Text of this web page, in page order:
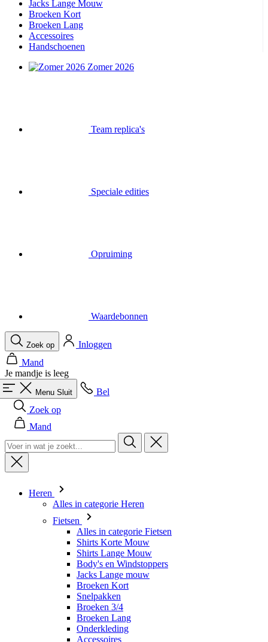
Jacks Lange Mouw
Broeken Kort
Broeken Lang
Accessoires
Handschoenen
Zomer 2026
Je mandje is leeg
Menu Sluit
Bel
Zoek op
Mand
Heren
Alles in categorie Heren
Shirts Lange Mouw
Body's en Windstoppers
Jacks Lange mouw
Broeken Kort
Snelpakken
Broeken 3/4
Broeken Lang
Onderkleding
Accessoires
Mutsen en Petten
Handschoenen
Sokken
Overig